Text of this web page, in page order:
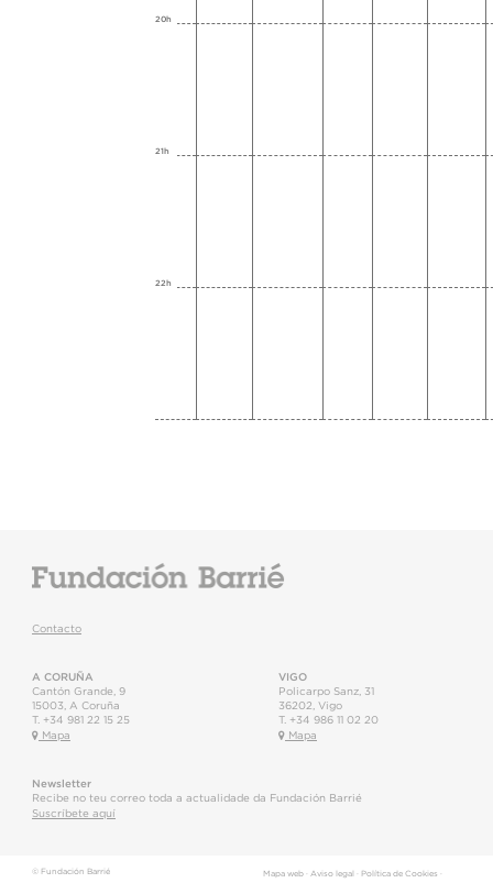
20h
21h
22h
Contacto
A CORUÑA
Cantón Grande, 9
15003
A Coruña
T. +34 981 22 15 25
Mapa
VIGO
Policarpo Sanz, 31
36202 Vigo
T. +34 986 11 02 20
Mapa
Newsletter
Recibe no teu correo toda a actualidade da Fundación Barrié
Suscríbete aquí
© Fundación Barrié Mapa web· Aviso legal · Política de Cookies ·